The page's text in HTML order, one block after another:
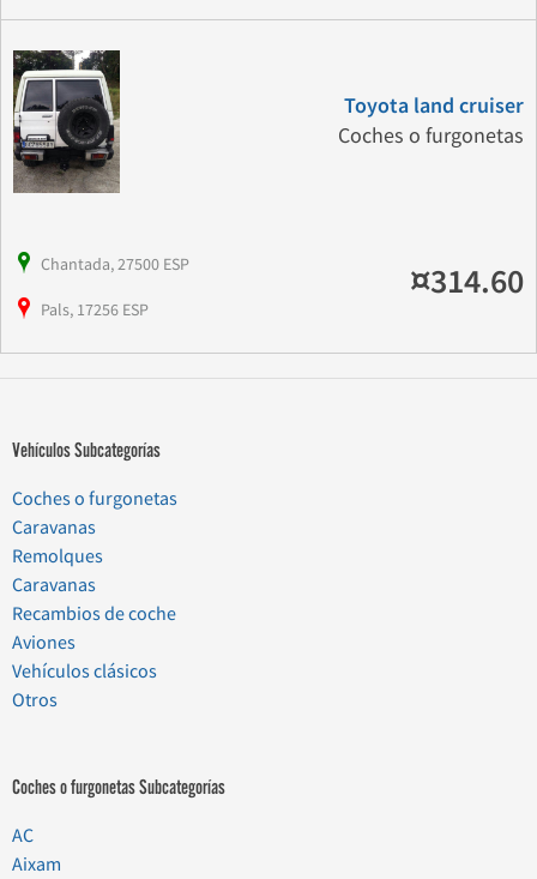
Toyota land cruiser
Coches o furgonetas
Chantada, 27500 ESP
Pals, 17256 ESP
¤314.60
Vehículos Subcategorías
Coches o furgonetas
Caravanas
Remolques
Caravanas
Recambios de coche
Aviones
Vehículos clásicos
Otros
Coches o furgonetas Subcategorías
AC
Aixam